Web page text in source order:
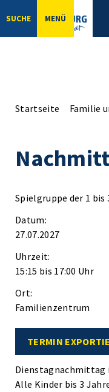
SUCHE MENÜ
Startseite Familie
Spielgruppe der 1
Datum:
27.07.2027
Uhrzeit:
15:15 bis 17:00 Uhr
Ort:
Familienzentrum
TERMIN
Dienstagnachmittag
Alle Kinder bis 3